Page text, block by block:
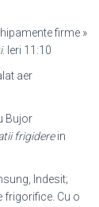
firme »
. Ieri 11:10
aer
Bujor
frigiderein
Indesit;
frigorifice. Cu o